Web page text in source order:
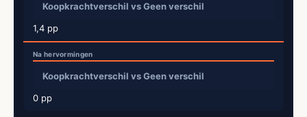
Koopkrachtverschil vs Geen verschil
1,4 pp
Koopkrachtverschil vs Geen verschil
0 pp